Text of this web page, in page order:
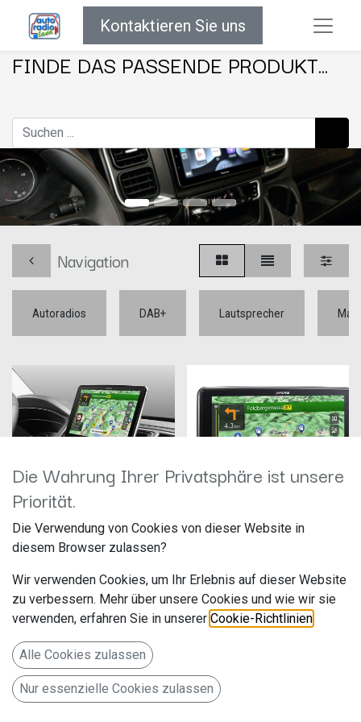
Kontaktieren Sie uns
FINDE DAS PASSENDE PRODUKT...
Navigation
Autoradios DAB+ Lautsprecher
ALPINE INE-F904D
ALPS Alpine Europe GmbH
Ohmstr. 4
85716 Unterschleißheim
1-DIN Navigationssystem mit 9-
Zoll Touchscreen, DAB+, HDMI
und Apple CarPlay /Android
Auto
1.049,00€
Artikelnummer: INE-F904DC
ALPS Alpine Europe GmbH
Ohmstr. 4
85716 Unterschleißheim
Deutschland www.alpine.de
Reisemobilprofile, DAB+, HDMI,
Apple CarPlay und Android
Auto
1.149,00
Die Wahrung Ihrer Privatsphäre ist unsere
Priorität.
Die Verwendung von Cookies von dieser Website in
diesem Browser zulassen?
Wir verwenden Cookies, um Ihr Erlebnis auf dieser Website
zu verbessern. Mehr über unsere Cookies und wie wir sie
verwenden, erfahren Sie in unserer Cookie-Richtlinien
Alle Cookies zulassen
Nur essenzielle Cookies zulassen